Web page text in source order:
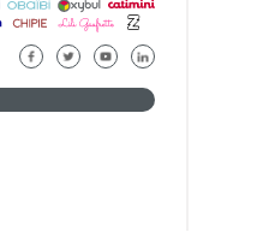
TWITTERYOUTUBELINKEDIN